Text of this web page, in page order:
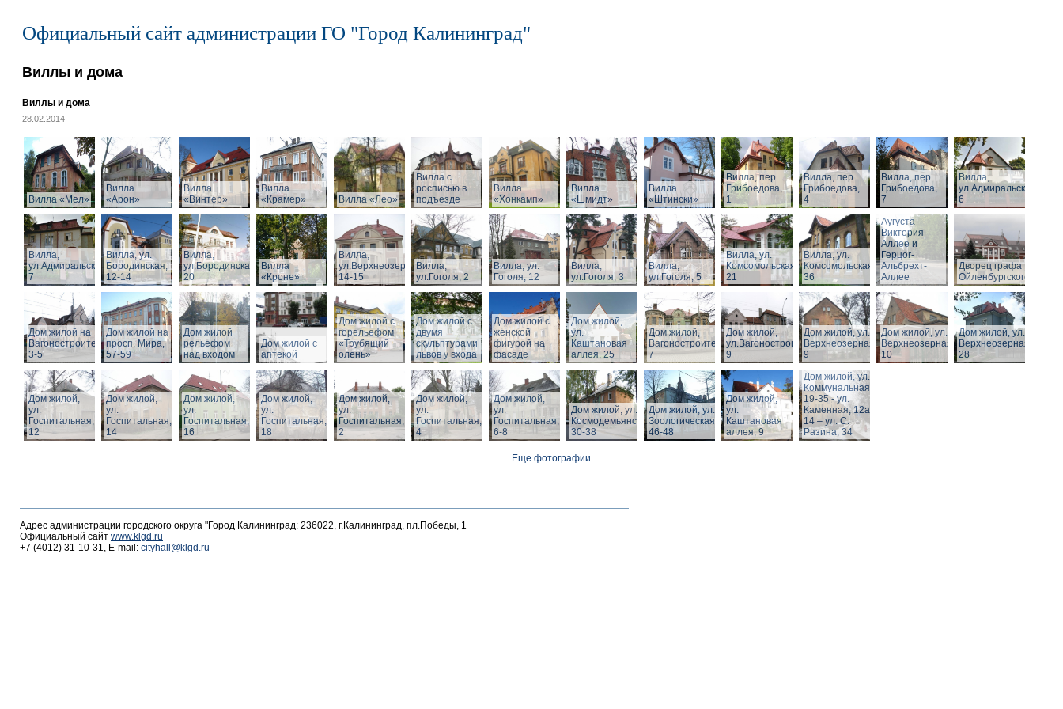
Официальный сайт администрации ГО "Город Калининград"
Виллы и дома
Виллы и дома
28.02.2014
Вилла «Мел»
Вилла
«Арон»
Вилла
«Винтер»
Вилла
«Крамер»
Вилла «Лео»
Вилла с
росписью в
подъезде
Вилла
«Хонкамп»
Вилла
«Шмидт»
Вилла
«Штински»
Вилла, пер.
Грибоедова,
1
Вилла, пер.
Грибоедова,
4
Вилла, пер.
Грибоедова,
7
Вилла,
ул.Адмиральская,
6
Вилла,
ул.Адмиральская,
7
Вилла, ул.
Бородинская,
12-14
Вилла,
ул.Бородинская,
20
Вилла
«Кроне»
Вилла,
ул.Верхнеозерная,
14-15
Вилла,
ул.Гоголя, 2
Вилла, ул.
Гоголя, 12
Вилла,
ул.Гоголя, 3
Вилла,
ул.Гоголя, 5
Вилла, ул.
Комсомольская,
21
Вилла, ул.
Комсомольская,
36
Виллы по
Аугуста-
Виктория-
Аллее и
Герцог-
Альбрехт-
Аллее
Дворец графа
Ойленбургского
Дом жилой на
Вагоностроительной
3-5
Дом жилой на
просп. Мира,
57-59
Дом жилой
рельефом
над входом
Дом жилой с
аптекой
Дом жилой с
горельефом
«Трубящий
олень»
Дом жилой с
двумя
скульптурами
львов у входа
Дом жилой с
женской
фигурой на
фасаде
Дом жилой,
ул.
Каштановая
аллея, 25
Дом жилой,
Вагоностроительная,
7
Дом жилой,
ул.Вагоностроительная,
9
Дом жилой, ул.
Верхнеозерная,
9
Дом жилой, ул.
Верхнеозерная,
10
Дом жилой, ул.
Верхнеозерная,
28
Дом жилой,
ул.
Госпитальная,
12
Дом жилой,
ул.
Госпитальная,
14
Дом жилой,
ул.
Госпитальная,
16
Дом жилой,
ул.
Госпитальная,
18
Дом жилой,
ул.
Госпитальная,
2
Дом жилой,
ул.
Госпитальная,
4
Дом жилой,
ул.
Госпитальная,
6-8
Дом жилой, ул. З.
Космодемьянской
30-38
Дом жилой, ул.
Зоологическая,
46-48
Дом жилой,
ул.
Каштановая
аллея, 9
Дом жилой, ул.
Коммунальная,
19-35 - ул.
Каменная, 12а,
14 – ул. С.
Разина, 34
Еще фотографии
Адрес администрации городского округа "Город Калининград: 236022, г.Калининград, пл.Победы, 1
Официальный сайт www.klgd.ru
+7 (4012) 31-10-31, E-mail: cityhall@klgd.ru